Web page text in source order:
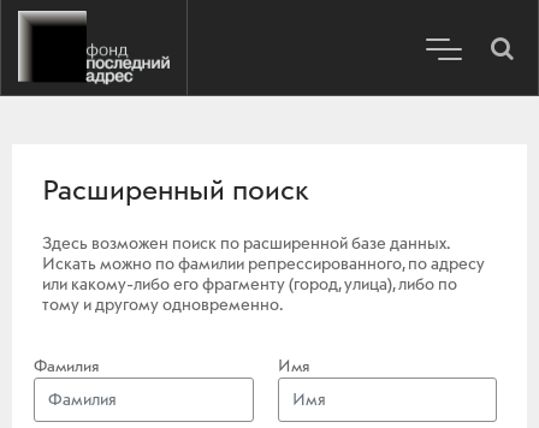
Расширенный поиск
Здесь возможен поиск по расширенной базе данных.
Искать можно по фамилии репрессированного, по адресу
или какому-либо его фрагменту (город, улица), либо по
тому и другому одновременно.
Фамилия Имя